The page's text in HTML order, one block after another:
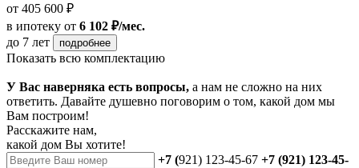
от 405 600 ₽
в ипотеку от 6 102 ₽/мес.
до 7 лет
подробнее
Показать всю комплектацию
У Вас наверняка есть вопросы, а нам не сложно на них
ответить. Давайте душевно поговорим о том, какой дом мы
Вам построим!
Расскажите нам,
какой дом Вы хотите!
+7 (921) 123-45-67 +7 (921) 123-45-